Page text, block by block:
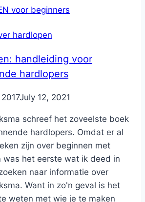
hardlopen
handleiding voor
hardlopers
July 12, 2021
schreef het zoveelste boek
hardlopers. Omdat er al
zijn over beginnen met
was het eerste wat ik deed in
naar informatie over
Want in zo'n geval is het
weten met wie je te maken